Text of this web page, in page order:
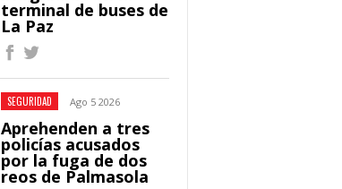
terminal de buses de
La Paz
SEGURIDAD Ago 5 2026
Aprehenden a tres
policías acusados
por la fuga de dos
reos de Palmasola